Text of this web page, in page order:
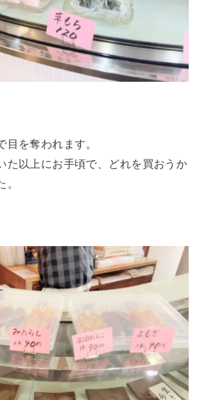
目を奪われます。
た以上にお手頃で、どれを買おうか